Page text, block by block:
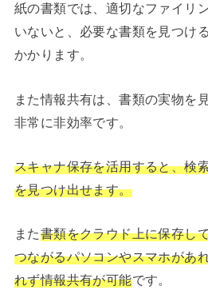
紙の書類では、適切なファイリ
いないと、必要な書類を見つけ
かかります。
また情報共有は、書類の実物を
非常に非効率です。
スキャナ保存を活用すると、検
を見つけ出せます。
また書類をクラウド上に保存し
つながるパソコンやスマホがあ
れず情報共有が可能です。